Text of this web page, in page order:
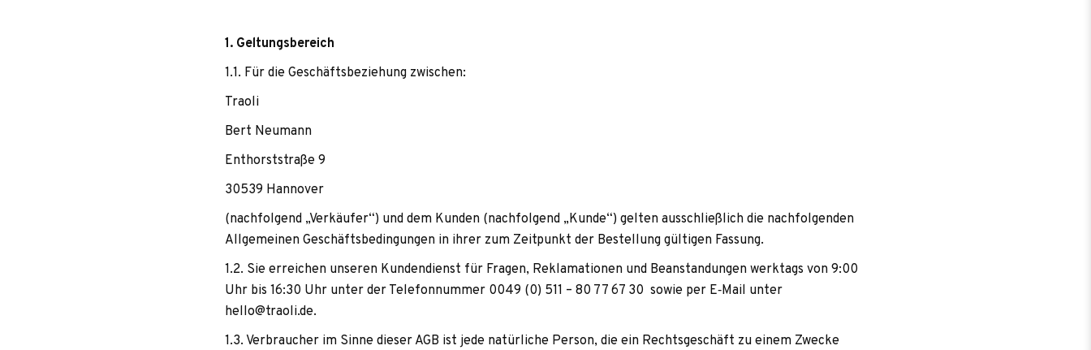
1. Gel­tungs­be­reich
1.1. Für die Geschäfts­be­zie­hung zwischen:
Traoli
Bert Neu­mann
Enthorst­straße 9
30539 Han­no­ver
(nach­fol­gend „Ver­käu­fer“) und dem Kun­den (nach­fol­gend „Kunde“) gel­ten aus­schließ­lich die nach­fol­gen­den
All­ge­mei­nen Geschäfts­be­din­gun­gen in ihrer zum Zeit­punkt der Bestel­lung gül­ti­gen Fassung.
1.2. Sie errei­chen unse­ren Kun­den­dienst für Fra­gen, Rekla­ma­tio­nen und Bean­stan­dun­gen werk­tags von 9:00
Uhr bis 16:30 Uhr unter der Tele­fon­num­mer 0049 (0) 511 – 80 77 67 30 sowie per E‑Mail unter
hello@traoli.de.
1.3. Ver­brau­cher im Sinne die­ser AGB ist jede natür­li­che Per­son, die ein Rechts­ge­schäft zu einem Zwe­cke